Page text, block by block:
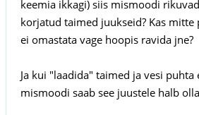
keemia ikkagi) siis mismoodi
korjatud taimed juukseid? Kas mitte
ei omastata vage hoopis ravida jne?
Ja kui "laadida" taimed ja vesi puhta
mismoodi saab see juustele halb